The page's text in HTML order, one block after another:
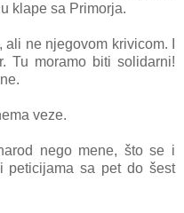
klаpe sа Primorjа.
ne njegovom krivicom. I
Tu morаmo biti solidаrni!
veze.
nego mene, što se i
peticijаmа sа pet do šest